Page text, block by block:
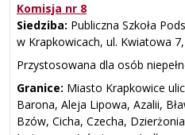
Komisja nr 8
Siedziba: Publiczna Szkoła
w Krapkowicach, ul. Kwiatowa
Przystosowana dla osób
Granice: Miasto Krapkowice
Barona, Aleja Lipowa, Azalii,
Bzów, Cicha, Czecha,